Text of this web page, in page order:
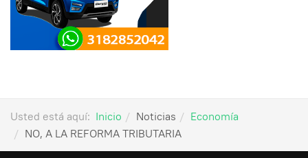
Usted está aquí: Inicio Noticias
Economía
NO, A LA REFORMA TRIBUTARIA